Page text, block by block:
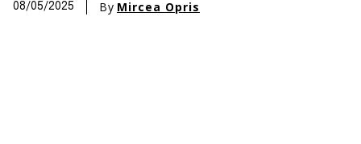
08/05/2025 By Mircea Opris